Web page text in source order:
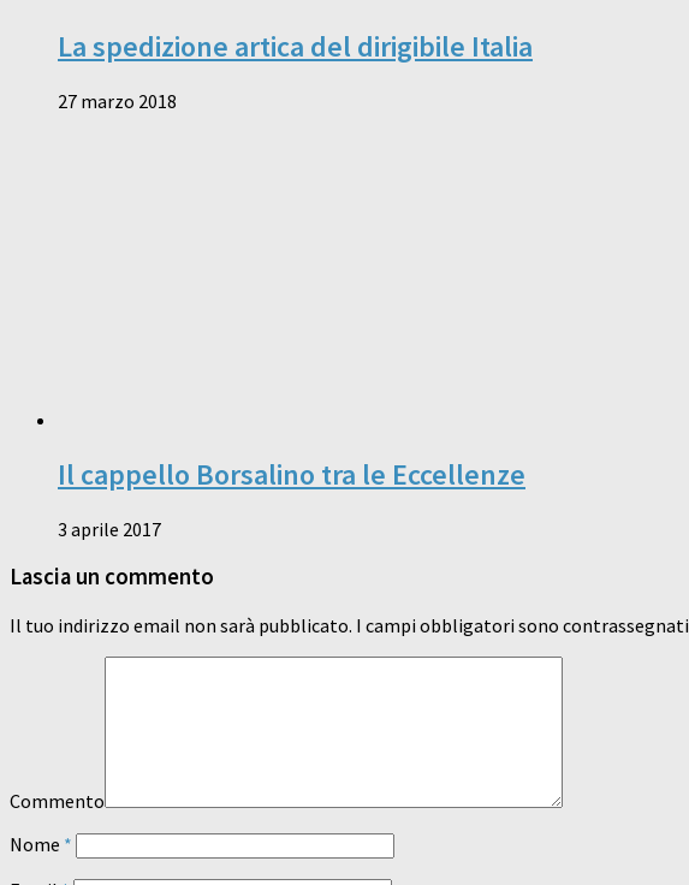
La spedizione artica del dirigibile Italia
27 marzo 2018
Il cappello Borsalino tra le Eccellenze
3 aprile 2017
Lascia un commento
Il tuo indirizzo email non sarà pubblicato. I campi obbligatori sono contrassegnati
Commento
Nome *